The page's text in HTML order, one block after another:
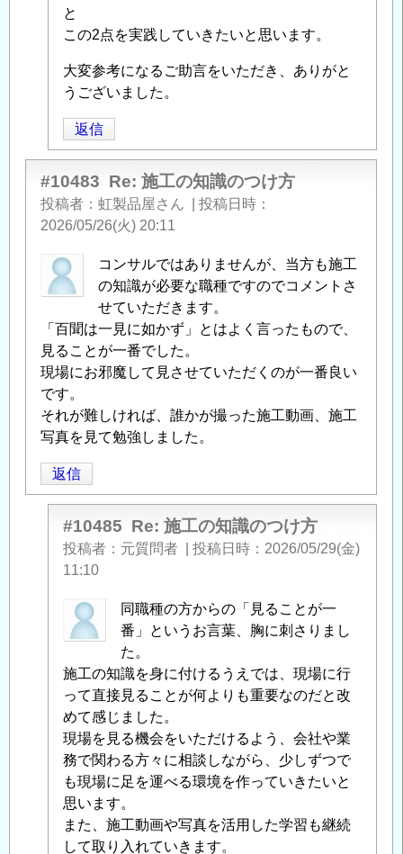
方
へ
返
信
と
この2点を実践していきたいと思います。
大変参考になるご助言をいただき、ありがと
うございました。
返信
#10483 Re: 施工の知識のつけ方
投稿者 虹製品屋さん
投稿日時
2026/05/26(火) 20:11
コンサルではありませんが、当方も施工
の知識が必要な職種ですのでコメントさ
せていただきます。
「百聞は一見に如かず」とはよく言ったもので、
見ることが一番でした。
現場にお邪魔して見させていただくのが一番良い
です。
それが難しければ、誰かが撮った施工動画、施工
写真を見て勉強しました。
返信
#10485 Re: 施工の知識のつけ方
投稿者 元質問者 投稿日時
2026/05/29(金)
11:10
虹
製
屋
さ
ん
に
よ
る
「Re:
施
工
同職種の方からの「見ることが一
番」というお言葉、胸に刺さりまし
た。
施工の知識を身に付けるうえでは、現場に行
って直接見ることが何よりも重要なのだと改
めて感じました。
現場を見る機会をいただけるよう、会社や業
務で関わる方々に相談しながら、少しずつで
も現場に足を運べる環境を作っていきたいと
思います。
また、施工動画や写真を活用した学習も継続
して取り入れていきます。